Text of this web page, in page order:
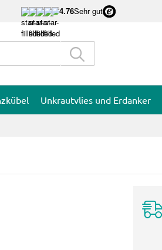
4.76Sehr gut
Unkrautvlies und Erdanker